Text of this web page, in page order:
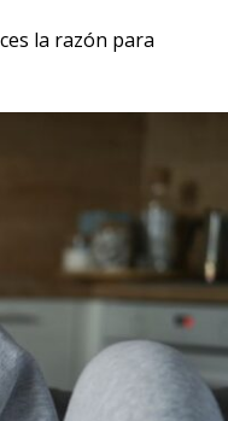
la razón para